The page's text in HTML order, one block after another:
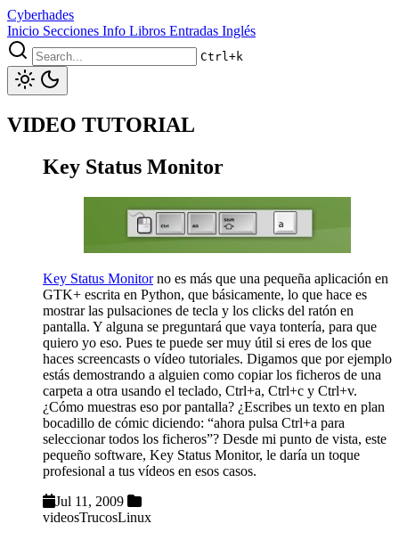
Cyberhades
Inicio Secciones Info Libros Entradas Inglés
Ctrl+k
VIDEO TUTORIAL
Key Status Monitor
Key Status Monitorno es más que una pequeña aplicación en
GTK+ escrita en Python, que básicamente, lo que hace es
mostrar las pulsaciones de tecla y los clicks del ratón en
pantalla. Y alguna se preguntará que vaya tontería, para que
quiero yo eso. Pues te puede ser muy útil si eres de los que
haces screencasts o vídeo tutoriales. Digamos que por ejemplo
estás demostrando a alguien como copiar los ficheros de una
carpeta a otra usando el teclado, Ctrl+a, Ctrl+c y Ctrl+v.
¿Cómo muestras eso por pantalla? ¿Escribes un texto en plan
bocadillo de cómic diciendo: “ahora pulsa Ctrl+a para
seleccionar todos los ficheros”? Desde mi punto de vista, este
pequeño software, Key Status Monitor, le daría un toque
profesional a tus vídeos en esos casos.
Jul 11, 2009
videosTrucosLinux